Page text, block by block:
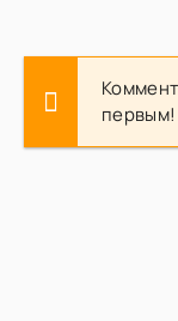
первым!